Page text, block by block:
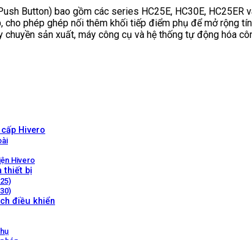
Button) bao gồm các series HC25E, HC30E,
phép ghép nối thêm khối tiếp điểm phụ để mở rộng
sản xuất, máy công cụ và hệ thống tự động hóa
Hivero
Hivero
thiết bị
điều khiển